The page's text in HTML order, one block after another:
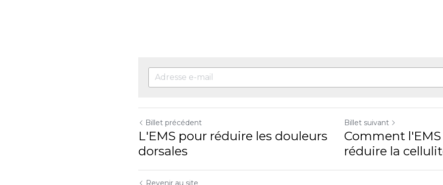
Billet précédent
L'EMS pour réduire les douleurs
dorsales
Billet suivant
Comment
réduire la
Revenir au site